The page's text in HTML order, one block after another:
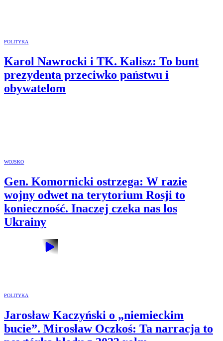
POLITYKA
Karol Nawrocki i TK. Kalisz: To bunt
prezydenta przeciwko państwu i
obywatelom
WOJSKO
Gen. Komornicki ostrzega: W razie
wojny odwet na terytorium Rosji to
konieczność. Inaczej czeka nas los
Ukrainy
POLITYKA
Jarosław Kaczyński o „niemieckim
bucie”. Mirosław Oczkoś: Ta narracja to